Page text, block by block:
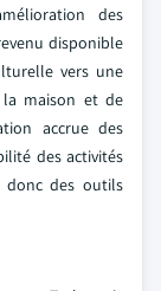
des
disponible
vers une
maison et de
accrue des
des activités
des outils